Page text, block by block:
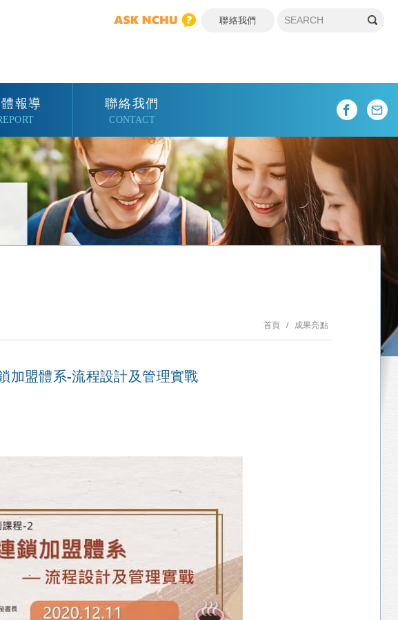
聯絡我們
報導 聯絡我們
CONTACT
首頁 成果亮點
加盟體系-流程設計及管理實戰